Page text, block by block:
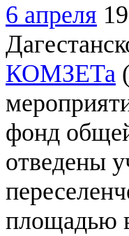
6 апреля
КОМЗЕТа
фонд
отведены
площадью